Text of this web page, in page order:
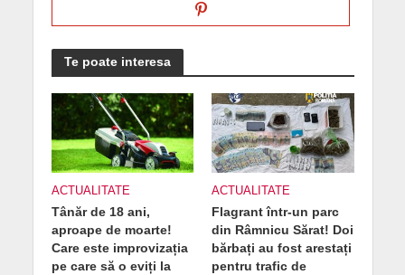
Te poate interesa
ACTUALITATE
Tânăr de 18 ani,
aproape de moarte!
Care este improvizația
pe care să o eviți la
ACTUALITATE
Flagrant într-un parc
din Râmnicu Sărat! Doi
bărbați au fost arestați
pentru trafic de